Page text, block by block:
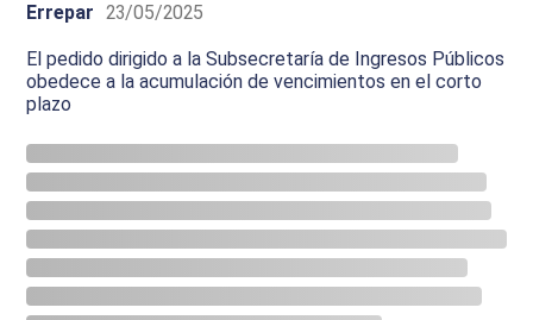
Errepar 23/05/2025
El pedido dirigido a la Subsecretaría de Ingresos Públicos
obedece a la acumulación de vencimientos en el corto
plazo